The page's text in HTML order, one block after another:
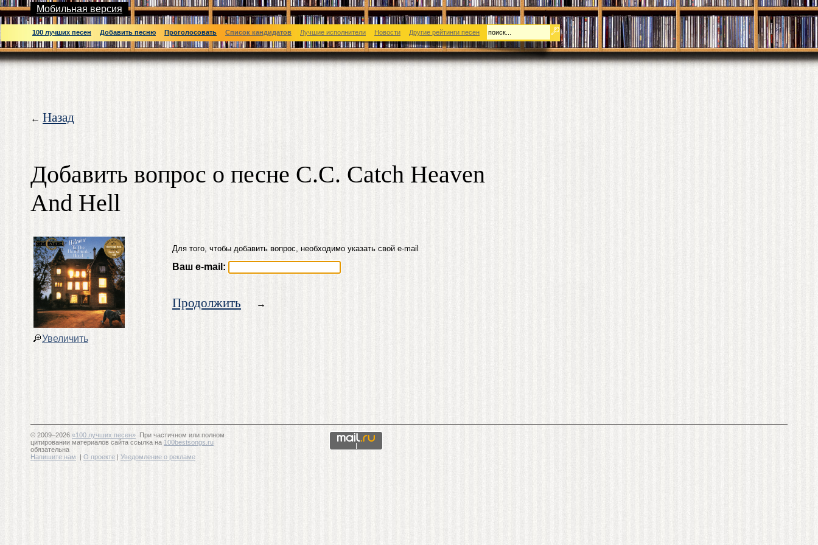
Мобильная версия
100 лучших песен Добавить песню Проголосовать Список кандидатов Лучшие исполнители Новости Другие рейтинги песен
← Назад
Добавить вопрос о песне C.C. Catch Heaven
And Hell
Увеличить
Для того, чтобы добавить вопрос, необходимо указать свой e-mail
Ваш e-mail:
Продолжить →
© 2009–2026 «100 лучших песен» При частичном или полном
цитировании материалов сайта ссылка на 100bestsongs.ru
обязательна
Напишите нам | О проекте | Уведомление о рекламе